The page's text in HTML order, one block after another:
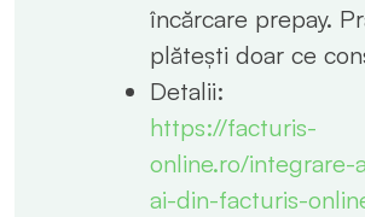
încărcare prepay.
plătești doar ce
Detalii:
https://facturis-
online.ro/integrare-
ai-din-facturis-